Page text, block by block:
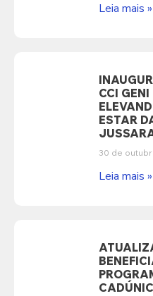
Leia mais »
CCI GENI
ESTAR
30 de
Leia mais »